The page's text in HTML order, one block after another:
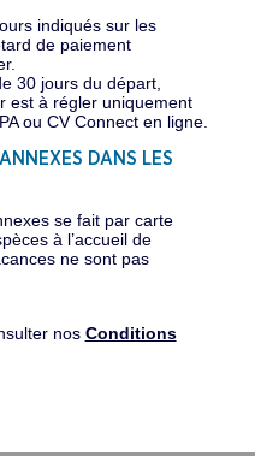
indiqués sur les
de paiement
30 jours du départ,
est à régler uniquement
ou CV Connect en ligne.
DANS LES
se fait par carte
à l’accueil de
ne sont pas
nos Conditions